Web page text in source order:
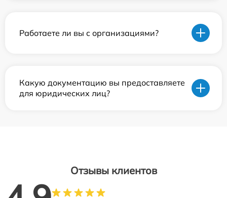
Работаете ли вы с организациями?
Какую документацию вы предоставляете
для юридических лиц?
Отзывы клиентов